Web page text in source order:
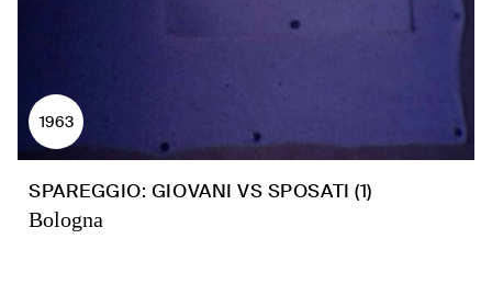
1963
SPAREGGIO: GIOVANI VS SPOSATI (1)
Bologna